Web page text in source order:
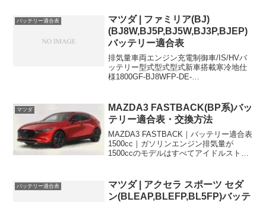
す。 車両型式エンジン型式...
バッテリー適合表
マツダ | ファミリア(BJ)
(BJ8W,BJ5P,BJ5W,BJ3P,BJEP)
バッテリー適合表
排気量車両エンジン充電制御車/IS/HVバ
ッテリー型式型式型式新車搭載寒冷地仕
様1800GF-BJ8WFP-DE-
34B19...
マツダ
MAZDA3 FASTBACK(BP系)バッ
テリー適合表・交換方法
MAZDA3 FASTBACK｜バッテリー適合表
1500cc｜ガソリンエンジン排気量が
1500ccのモデルはすべてアイドルストッ
式仕様バッテリー型式新車搭載寒冷地...
バッテリー適合表
マツダ | アクセラ スポーツ セダ
ン(BLEAP,BLEFP,BL5FP)バッテ